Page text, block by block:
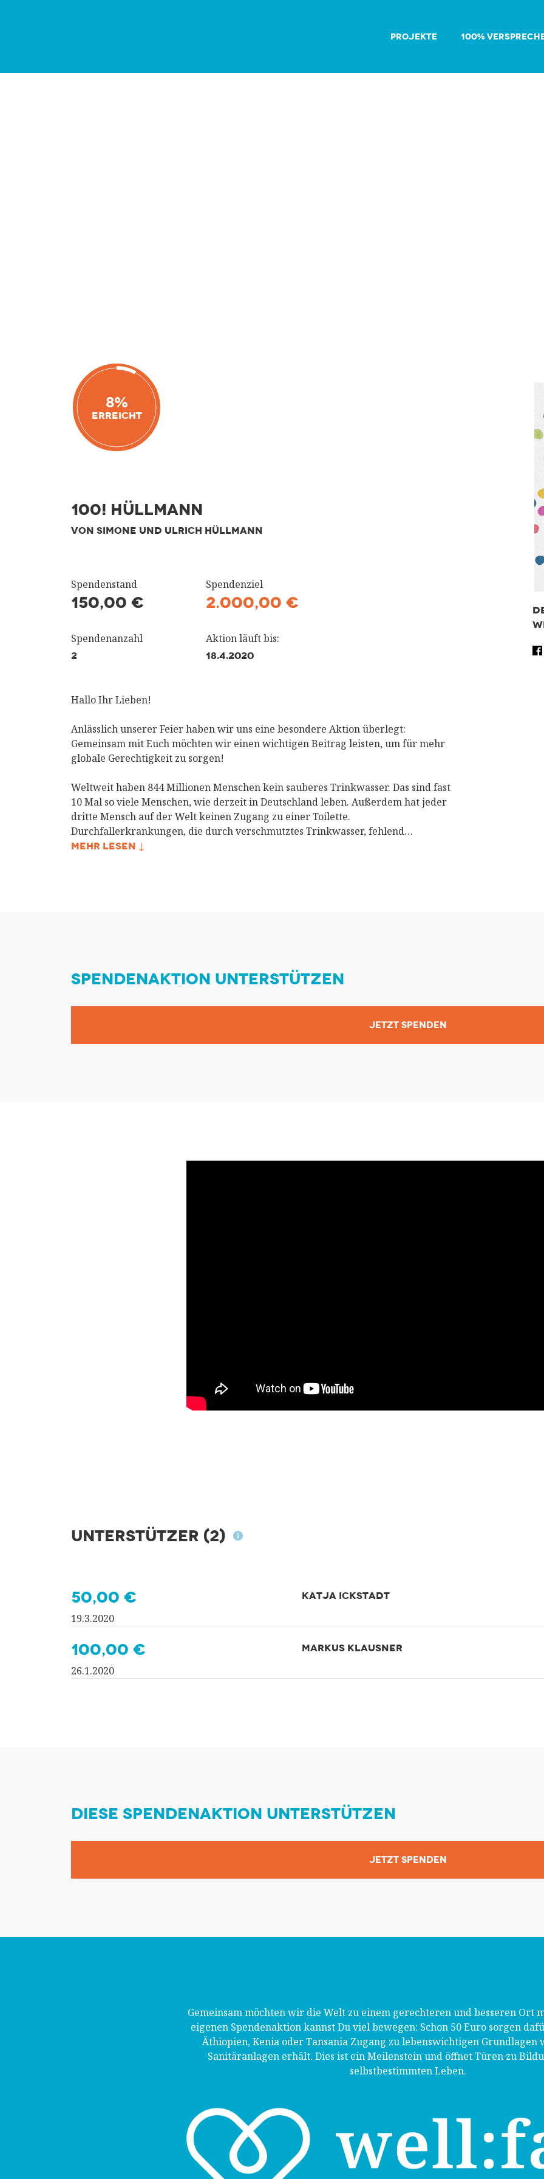
PROJEKTE 100%
8%
Erreicht
100! Hüllmann
VON SIMONE UND ULRICH HÜLLMANN
Spendenstand
150,00 €
Spendenziel
2.000,00 €
Spendenanzahl
2
Aktion läuft bis:
18.4.2020
Hallo Ihr Lieben!
Anlässlich unserer Feier haben wir uns eine besondere Aktion überlegt:
Gemeinsam mit Euch möchten wir einen wichtigen Beitrag leisten, um für mehr
globale Gerechtigkeit zu sorgen!
Weltweit haben 844 Millionen Menschen kein sauberes Trinkwasser. Das sind fast
10 Mal so viele Menschen, wie derzeit in Deutschland leben. Außerdem hat jeder
dritte Mensch auf der Welt keinen Zugang zu einer Toilette.
Durchfallerkrankungen, die durch verschmutztes Trinkwasser, fehlend…
MEHR LESEN ↓
SPENDENAKTION UNTERSTÜTZEN
JETZT SPENDEN
Unterstützer (2)
50,00 €
19.3.2020
KATJA ICKSTADT
100,00 €
26.1.2020
MARKUS KLAUSNER
DIESE SPENDENAKTION UNTERSTÜTZEN
JETZT SPENDEN
Gemeinsam möchten wir die Welt zu einem gerechteren und besseren Ort
eigenen Spendenaktion kannst Du viel bewegen: Schon 50 Euro sorgen
Äthiopien, Kenia oder Tansania Zugang zu lebenswichtigen Grundlagen
Sanitäranlagen erhält. Dies ist ein Meilenstein und öffnet Türen zu
selbstbestimmten Leben.